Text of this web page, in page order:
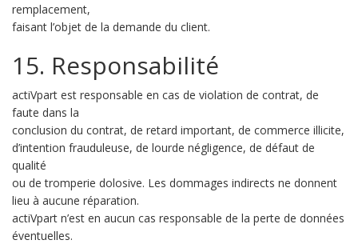
remplacement,
faisant l’objet de la demande du client.
15. Responsabilité
actiVpart est responsable en cas de violation de contrat, de
faute dans la
conclusion du contrat, de retard important, de commerce illicite,
d’intention frauduleuse, de lourde négligence, de défaut de
qualité
ou de tromperie dolosive. Les dommages indirects ne donnent
lieu à aucune réparation.
actiVpart n’est en aucun cas responsable de la perte de données
éventuelles.